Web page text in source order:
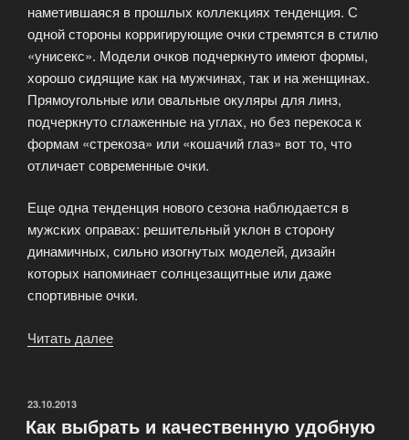
наметившаяся в прошлых коллекциях тенденция. С
одной стороны корригирующие очки стремятся в стилю
«унисекс». Модели очков подчеркнуто имеют формы,
хорошо сидящие как на мужчинах, так и на женщинах.
Прямоугольные или овальные окуляры для линз,
подчеркнуто сглаженные на углах, но без перекоса к
формам «стрекоза» или «кошачий глаз» вот то, что
отличает современные очки.
Еще одна тенденция нового сезона наблюдается в
мужских оправах: решительный уклон в сторону
динамичных, сильно изогнутых моделей, дизайн
которых напоминает солнцезащитные или даже
спортивные очки.
Читать далее
очков»
ОПУБЛИКОВАНО
23.10.2013
Как выбрать и качественную удобную